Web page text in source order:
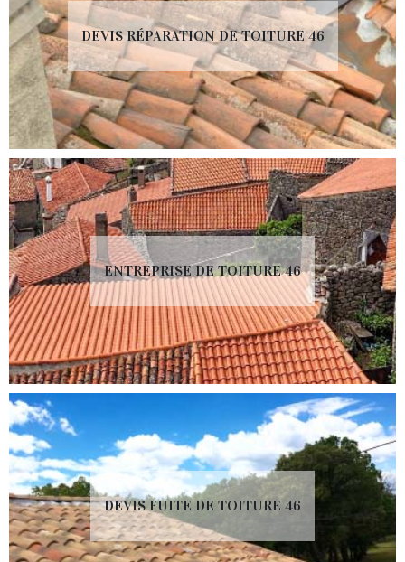
DEVIS RÉPARATION DE TOITURE 46
ENTREPRISE DE TOITURE 46
DEVIS FUITE DE TOITURE 46